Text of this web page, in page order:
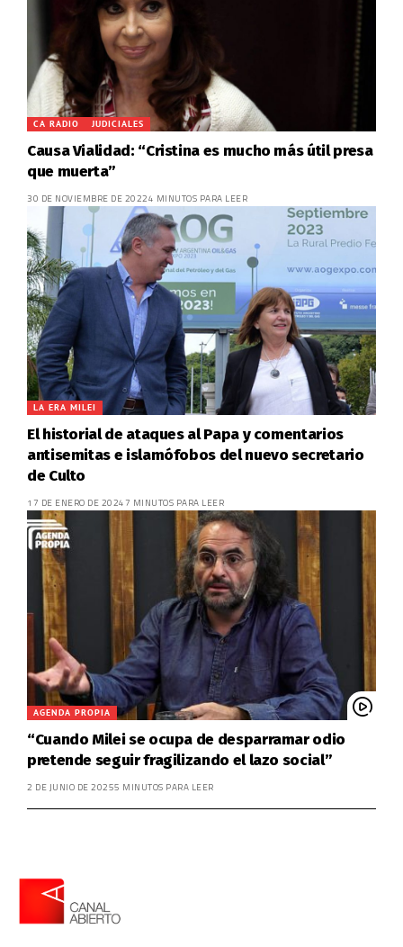
CA RADIO JUDICIALES
Causa Vialidad: “Cristina es mucho más útil presa
que muerta”
30 DE NOVIEMBRE DE 20224 MINUTOS PARA LEER
LA ERA MILEI
El historial de ataques al Papa y comentarios
antisemitas e islamófobos del nuevo secretario
de Culto
17 DE ENERO DE 20247 MINUTOS PARA LEER
AGENDA PROPIA
“Cuando Milei se ocupa de desparramar odio
pretende seguir fragilizando el lazo social”
2 DE JUNIO DE 20255 MINUTOS PARA LEER